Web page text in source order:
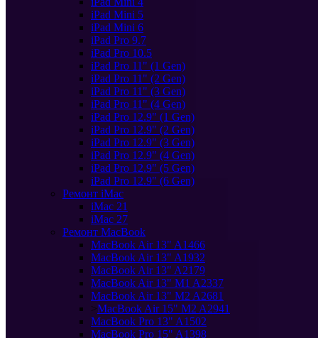
iPad Mini 5
iPad Mini 6
iPad Pro 9.7
iPad Pro 10.5
iPad Pro 11" (1 Gen)
iPad Pro 11" (2 Gen)
iPad Pro 11" (3 Gen)
iPad Pro 11" (4 Gen)
iPad Pro 12.9" (1 Gen)
iPad Pro 12.9" (2 Gen)
iPad Pro 12.9" (3 Gen)
iPad Pro 12.9" (4 Gen)
iPad Pro 12.9" (5 Gen)
iPad Pro 12.9" (6 Gen)
Ремонт iMac
iMac 21
iMac 27
Ремонт MacBook
MacBook Air 13" A1466
MacBook Air 13" A1932
MacBook Air 13" A2179
MacBook Air 13" M1 A2337
MacBook Air 13" M2 A2681
>MacBook Air 15" M2 A2941
MacBook Pro 13" A1502
MacBook Pro 15" A1398